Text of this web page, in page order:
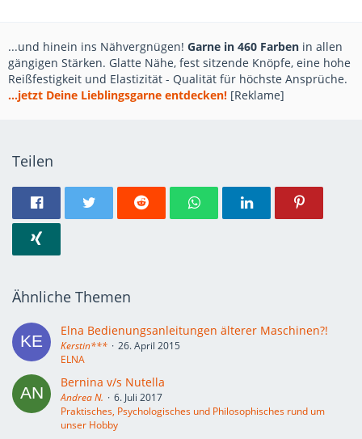
...und hinein ins Nähvergnügen! Garne in 460 Farben in allen
gängigen Stärken. Glatte Nähe, fest sitzende Knöpfe, eine hohe
Reißfestigkeit und Elastizität - Qualität für höchste Ansprüche.
...jetzt Deine Lieblingsgarne entdecken! [Reklame]
Teilen
Ähnliche Themen
Elna Bedienungsanleitungen älterer Maschinen?!
Kerstin***
26. April 2015
ELNA
Bernina v/s Nutella
Andrea N.
6. Juli 2017
Praktisches, Psychologisches und Philosophisches rund um
unser Hobby